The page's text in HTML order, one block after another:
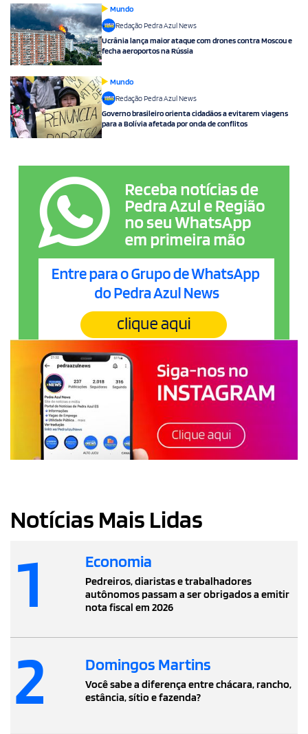
Mundo
Redação Pedra Azul News
Ucrânia lança maior ataque com drones contra Moscou e
fecha aeroportos na Rússia
Mundo
Redação Pedra Azul News
Governo brasileiro orienta cidadãos a evitarem viagens
para a Bolívia afetada por onda de conflitos
Notícias Mais Lidas
1 Economia
Pedreiros, diaristas e trabalhadores
autônomos passam a ser obrigados a emitir
nota fiscal em 2026
2 Domingos Martins
Você sabe a diferença entre chácara, rancho,
estância, sítio e fazenda?